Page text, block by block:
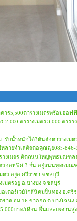
คาร5,500ตารางเมตรพร้อมอ
2,000 ตารางเมตร 3,000 ตา
. รับน้ำหนักได้3ตันต่อตารางเม
หลายทำเลติดต่อคุณฉุย085-846-
รางเมตร ติดถนนใหญ่พุทธมณฑล
ตรออฟฟิศ 3 ชั้น อยู่ถนนพุทธมณ
ตร อยู่อ.ศรีราชา จ.ชลบุรี
เมตรอยู่ อ.บ้างบึง จ.ชลบุรี
เตอร์เวย์ใกล้นิคมปิ่นทอง อ.ศรี
ราด กม.16 ขาออก ต.บางโฉนง
บาท/เดือน พื้นและเพดาน